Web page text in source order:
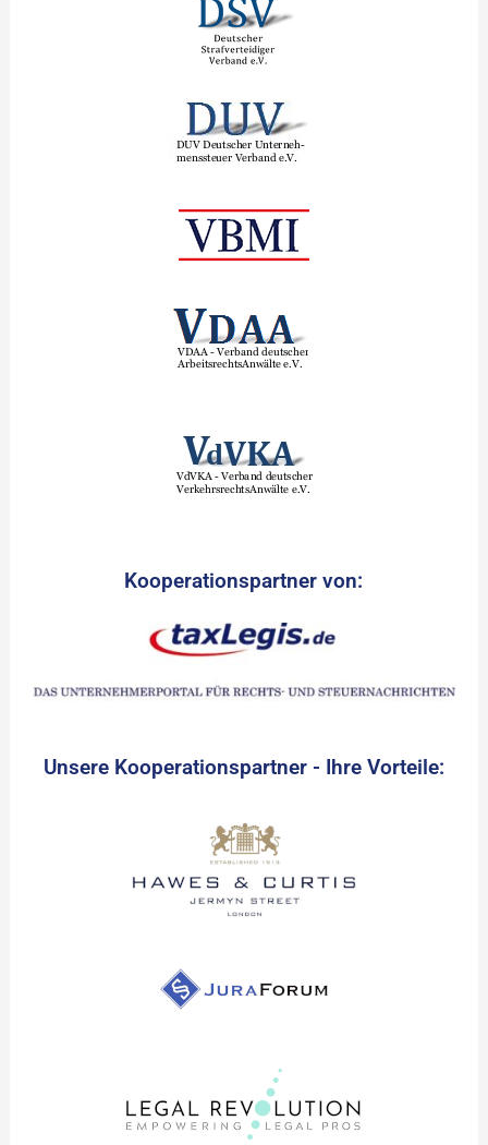
Kooperationspartner von:
Unsere Kooperationspartner - Ihre Vorteile: